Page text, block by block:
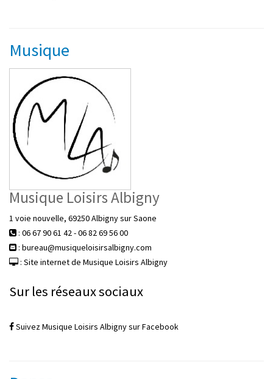
Musique
Musique Loisirs Albigny
1 voie nouvelle, 69250 Albigny sur Saone
: 06 67 90 61 42 - 06 82 69 56 00
: bureau@musiqueloisirsalbigny.com
: Site internet de Musique Loisirs Albigny
Sur les réseaux sociaux
Suivez Musique Loisirs Albigny sur Facebook